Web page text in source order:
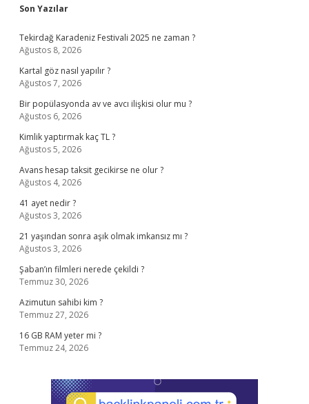
Sidebar
Son Yazılar
Tekirdağ Karadeniz Festivali 2025 ne zaman ?
Ağustos 8, 2026
Kartal göz nasıl yapılır ?
Ağustos 7, 2026
Bir popülasyonda av ve avcı ilişkisi olur mu ?
Ağustos 6, 2026
Kimlik yaptırmak kaç TL ?
Ağustos 5, 2026
Avans hesap taksit gecikirse ne olur ?
Ağustos 4, 2026
41 ayet nedir ?
Ağustos 3, 2026
21 yaşından sonra aşık olmak imkansız mı ?
Ağustos 3, 2026
Şaban’ın filmleri nerede çekildi ?
Temmuz 30, 2026
Azimutun sahibi kim ?
Temmuz 27, 2026
16 GB RAM yeter mi ?
Temmuz 24, 2026